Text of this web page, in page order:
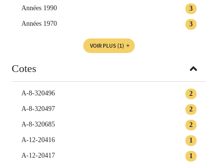
3
Années 1990
3
Années 1970
VOIR PLUS (1)
Cotes
2
A-8-320496
2
A-8-320497
2
A-8-320685
1
A-12-20416
1
A-12-20417